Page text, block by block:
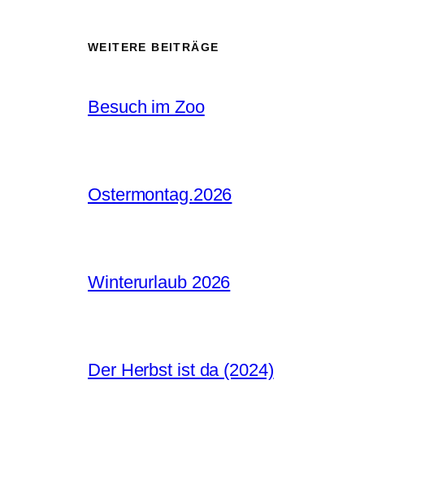
WEITERE BEITRÄGE
Besuch im Zoo
Ostermontag.2026
Winterurlaub 2026
Der Herbst ist da (2024)